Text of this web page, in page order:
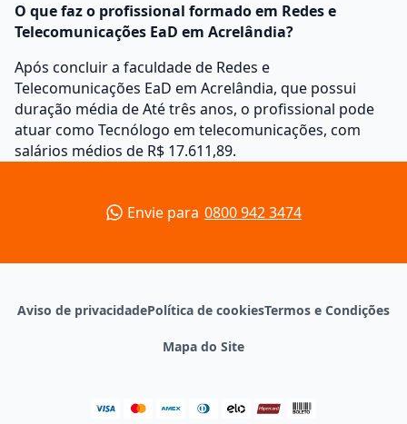
O que faz o profissional formado em Redes e
Telecomunicações EaD em Acrelândia?
Após concluir a faculdade de Redes e
Telecomunicações EaD em Acrelândia, que possui
duração média de Até três anos, o profissional pode
atuar como Tecnólogo em telecomunicações, com
salários médios de R$ 17.611,89.
Envie para 0800 942 3474
Aviso de privacidadePolítica de cookiesTermos e Condições
Mapa do Site